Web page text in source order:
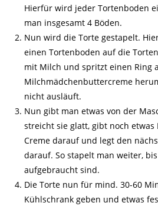
Hierfür wird jeder Tortenboden
man insgesamt 4 Böden.
Nun wird die Torte gestapelt.
einen Tortenboden auf die
mit Milch und spritzt einen Ring
Milchmädchenbuttercreme
nicht ausläuft.
Nun gibt man etwas von der
streicht sie glatt, gibt noch etwas
Creme darauf und legt den
darauf. So stapelt man weiter,
aufgebraucht sind.
Die Torte nun für mind. 30-60
Kühlschrank geben und etwas